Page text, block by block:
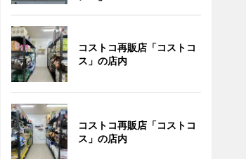
コストコ再販店「コストコ
ス」の店内
コストコ再販店「コストコ
ス」の店内